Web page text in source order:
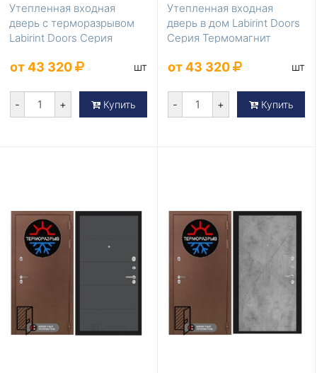
Утепленная входная
дверь с терморазрывом
Labirint Doors Серия
от 43 320 шт
- + Купить
Утепленная входная
дверь в дом Labirint Doors
Серия Термомагнит
от 43 320 шт
- + Купить